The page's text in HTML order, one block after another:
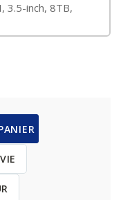
3.5-inch, 8TB,